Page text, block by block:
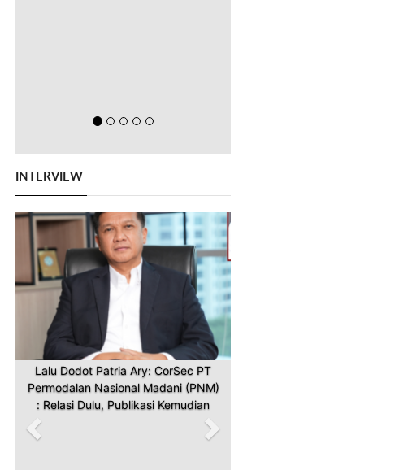
INTERVIEW
Lalu Dodot Patria Ary: CorSec PT
Permodalan Nasional Madani (PNM)
: Relasi Dulu, Publikasi Kemudian
Previous Next